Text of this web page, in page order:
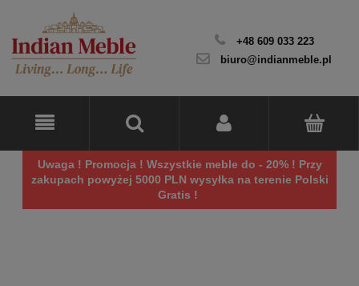
+48 609 033 223
biuro@indianmeble.pl
Uwaga ! Promocja ! Wszystkie meble do - 20% ! Przy
zakupach powyżej 5000 PLN wysyłka na terenie Polski
Gratis !